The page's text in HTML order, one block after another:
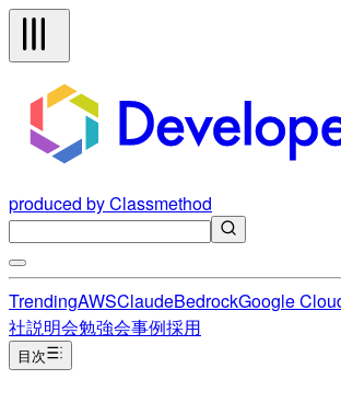
produced by Classmethod
TrendingAWSClaudeBedrockGoogle
社説明会勉強会事例採用
目次